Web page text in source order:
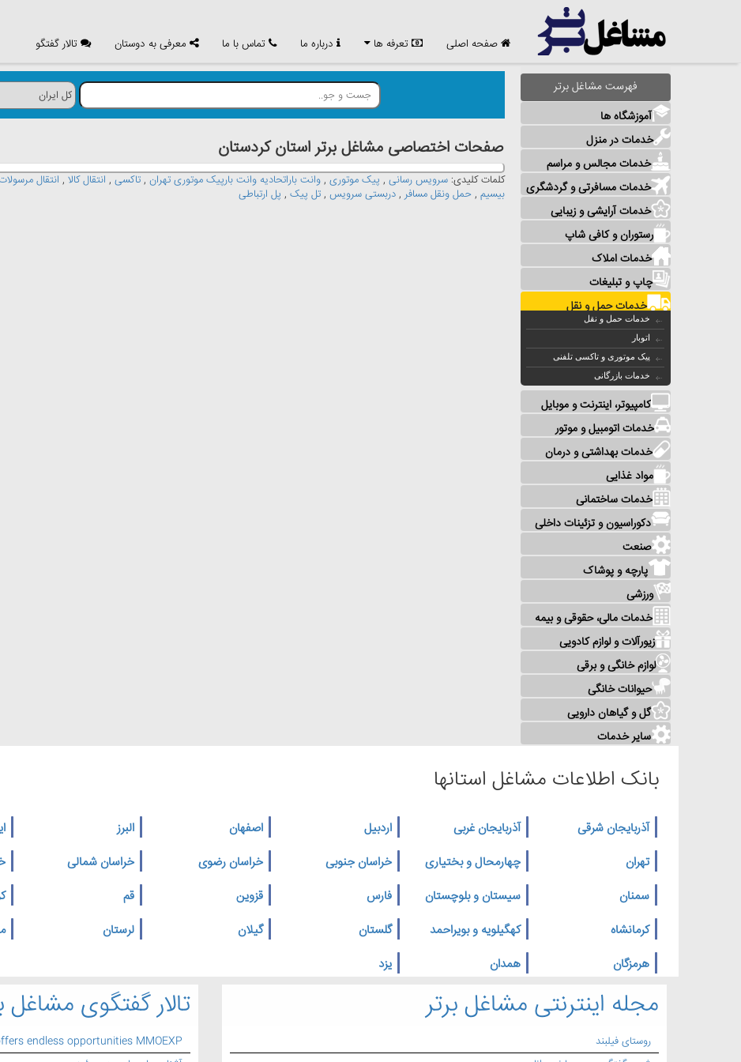
صفحه اصلی تعرفه ها درباره ما تماس با ما معرفی به دوستان تالار گفتگو
فهرست مشاغل برتر
آموزشگاه ها
خدمات در منزل
خدمات مجالس و مراسم
خدمات مسافرتی و گردشگری
خدمات آرایشی و زیبایی
رستوران و کافی شاپ
خدمات املاک
چاپ و تبلیغات
خدمات حمل و نقل
خدمات حمل و نقل
اتوبار
پیک موتوری و تاکسی تلفنی
خدمات بازرگانی
کامپیوتر، اینترنت و موبایل
خدمات اتومبیل و موتور
خدمات بهداشتی و درمان
مواد غذایی
خدمات ساختمانی
دکوراسیون و تزئینات داخلی
صنعت
پارچه و پوشاک
ورزشی
خدمات مالی، حقوقی و بیمه
زیورآلات و لوازم کادویی
لوازم خانگی و برقی
حیوانات خانگی
گل و گیاهان دارویی
سایر خدمات
صفحات اختصاصی مشاغل برتر استان كردستان
کلمات کلیدی: سرویس رسانی , پیک موتوری , وانت باراتحادیه وانت بارپیک موتوری تهران , تاکسی , انتقال کالا , انتقال
بیسیم , حمل ونقل مسافر , دربستی سرویس , تل پیک , پل ارتباطی
بانک اطلاعات مشاغل استانها
آذربایجان شرقی آذربایجان غربی اردبیل اصفهان البرز
تهران
چهارمحال و بختیاری خراسان جنوبی خراسان رضوی خراسان شمالی
سمنان
سیستان و بلوچستان فارس قزوین قم
کرمانشاه
کهگیلویه و بویراحمد گلستان گیلان لرستان
هرمزگان
همدان یزد
تالار گفتگوی مشاغل
endless opportunities MMOEXP
مجله اینترنتی مشاغل برتر
روستای فیلبند